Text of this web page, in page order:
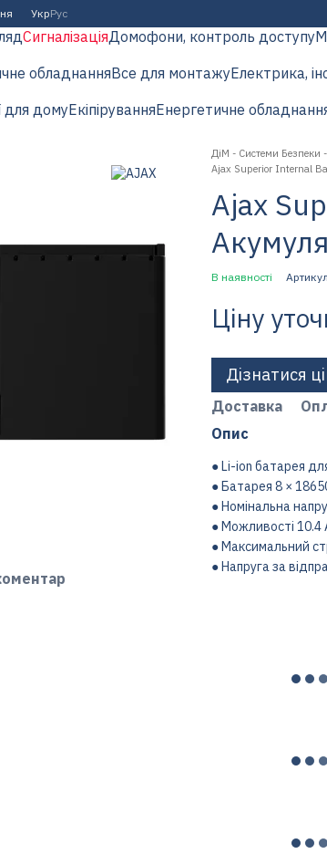
УкрРус
СигналізаціяДомофони, контроль доступу
обладнанняВсе для монтажуЕлектрика,
для домуЕкіпіруванняЕнергетичне
ДіМ - Системи Безпеки -
Ajax Superior Internal
Ajax
В наявності
Ціну
Дізнатися
Доставка
Опис
● Li-ion батарея
● Батарея 8 ×
● Номінальна
● Можливості 10.4
● Максимальний
● Напруга за